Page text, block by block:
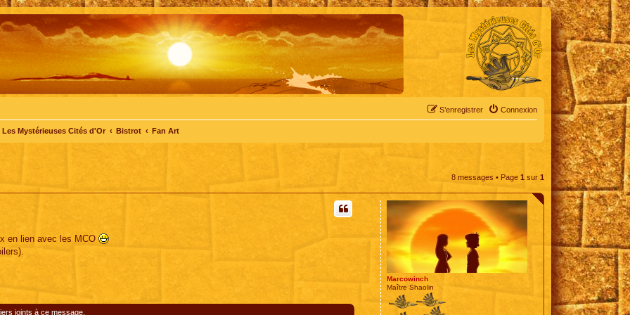
Connexion
S’enregistrer
Les Mystérieuses Cités d'Or Bistrot Fan Art
8 messages • Page 1 sur 1
Marcowinch
Maître Shaolin
en lien avec les MCO
joints à ce message.